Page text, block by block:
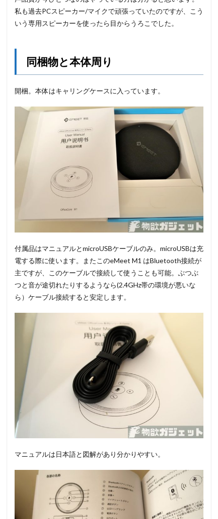
私も過去PCスピーカー/マイクで頑張っていたのですが、こう
いう専用スピーカーを使ったら目からうろこでした。
同梱物と本体周り
開梱。本体はキャリングケースに入っています。
付属品はマニュアルとmicroUSBケーブルのみ。microUSBは充
電する際に使います。またこのeMeet M1 はBluetooth接続が
主ですが、このケーブルで接続して使うことも可能。ぶつぶ
つと音が途切れたりするようなら(2.4GHz帯の環境が悪いな
ら）ケーブル接続すると安定します。
マニュアルは日本語と図解があり分かりやすい。